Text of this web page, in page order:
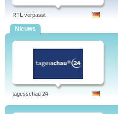
RTL verpasst
Nieuws
tagesschau 24